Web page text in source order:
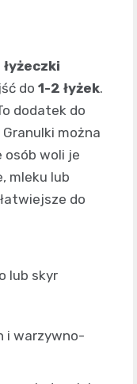
łyżeczki
do 1-2 łyżek.
dodatek do
można
osób woli je
mleku lub
do
lub skyr
i warzywno-